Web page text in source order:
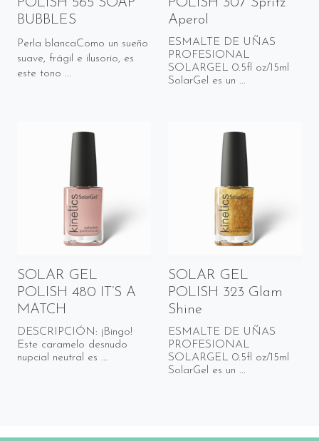
POLISH 565 SOAP
BUBBLES
Perla blancaComo un sueño
suave, frágil e ilusorio, es
este tono ...
POLISH 307 Spritz
Aperol
ESMALTE DE UÑAS
PROFESIONAL
SOLARGEL 0.5fl oz/15ml
SolarGel es un ...
SOLAR GEL
POLISH 480 IT’S A
MATCH
DESCRIPCIÓN: ¡Bingo!
Este caramelo desnudo
nupcial neutral es ...
SOLAR GEL
POLISH 323 Glam
Shine
ESMALTE DE UÑAS
PROFESIONAL
SOLARGEL 0.5fl oz/15ml
SolarGel es un ...